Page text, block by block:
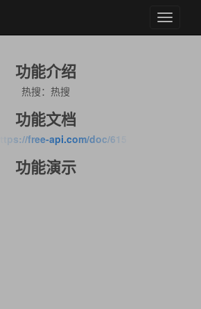
Toggle
功能介绍
热搜：热搜
功能文档
https://free-api.com/doc/615
功能演示